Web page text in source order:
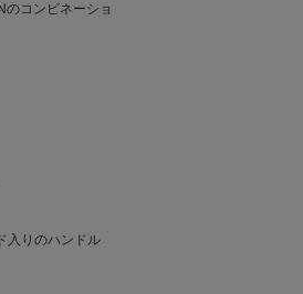
コンビネーショ
入りのハンドル